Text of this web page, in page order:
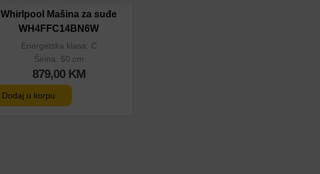
Whirlpool Mašina za suđe
WH4FFC14BN6W
Energetska klasa: C
Širina: 60 cm
879,00 KM
Dodaj u korpu